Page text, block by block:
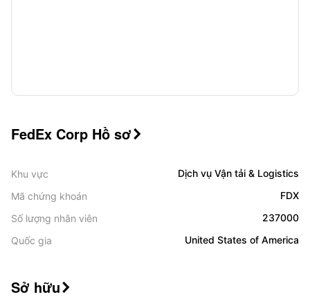
FedEx Corp Hồ sơ 
Khu vực
Dịch vụ Vận tải & Logistics
Mã chứng khoán
FDX
Số lượng nhân viên
237000
Quốc gia
United States of America
Sở hữu 